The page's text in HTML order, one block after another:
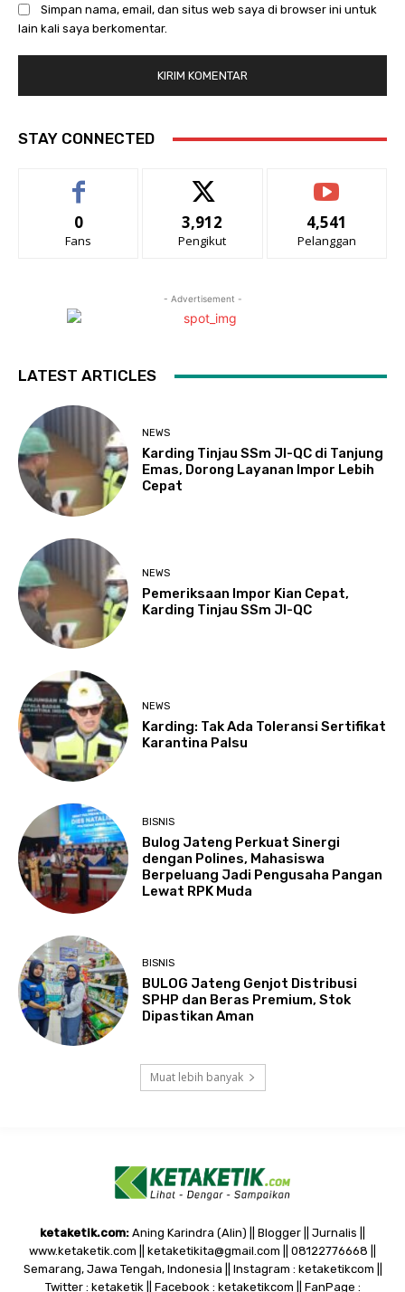
Simpan nama, email, dan situs web saya di browser ini untuk
lain kali saya berkomentar.
STAY CONNECTED
0
Fans
3,912
Pengikut
4,541
Pelanggan
- Advertisement -
LATEST ARTICLES
NEWS
Karding Tinjau SSm JI-QC di Tanjung
Emas, Dorong Layanan Impor Lebih
Cepat
NEWS
Pemeriksaan Impor Kian Cepat,
Karding Tinjau SSm JI-QC
NEWS
Karding: Tak Ada Toleransi Sertifikat
Karantina Palsu
BISNIS
Bulog Jateng Perkuat Sinergi
dengan Polines, Mahasiswa
Berpeluang Jadi Pengusaha Pangan
Lewat RPK Muda
BISNIS
BULOG Jateng Genjot Distribusi
SPHP dan Beras Premium, Stok
Dipastikan Aman
Muat lebih banyak
ketaketik.com: Aning Karindra (Alin) || Blogger || Jurnalis ||
www.ketaketik.com || ketaketikita@gmail.com || 08122776668 ||
Semarang, Jawa Tengah, Indonesia || Instagram : ketaketikcom ||
Twitter : ketaketik || Facebook : ketaketikcom || FanPage :